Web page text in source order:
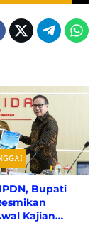
Bupati
Kajian